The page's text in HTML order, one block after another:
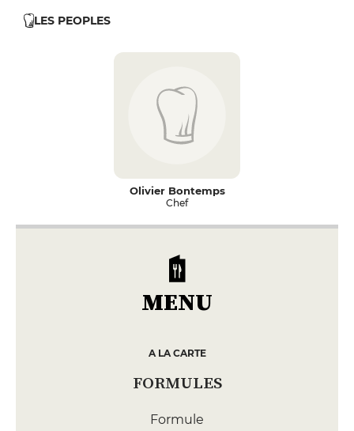
LES PEOPLES
Olivier Bontemps
Chef
MENU
A LA CARTE
FORMULES
Formule